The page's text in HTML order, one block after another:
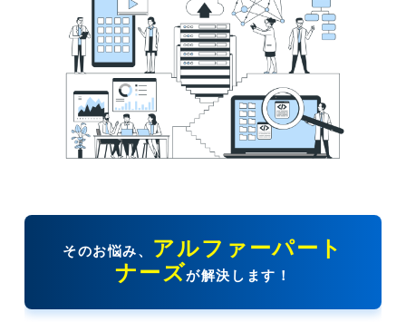
そのお悩み、 アルファーパート
ナーズが解決します！